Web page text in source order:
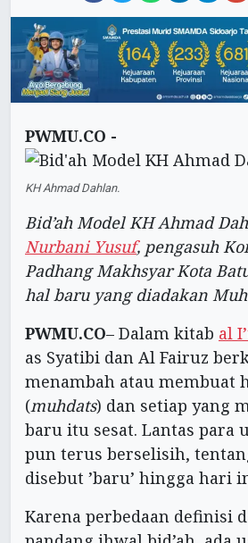
PWMU.CO -
KH Ahmad Dahlan.
Bid’ah Model KH Ahmad
Nurbani Yusuf, pengasuh
Padhang Makhsyar Kota
hal baru yang diadakan
PWMU.CO– Dalam kitab al
as Syatibi dan Al Fairuz
menambah atau membuat
(muhdats) dan setiap yang
baru itu sesat. Lantas para
pun terus berselisih,
disebut ’baru’ hingga hari
Karena perbedaan definisi